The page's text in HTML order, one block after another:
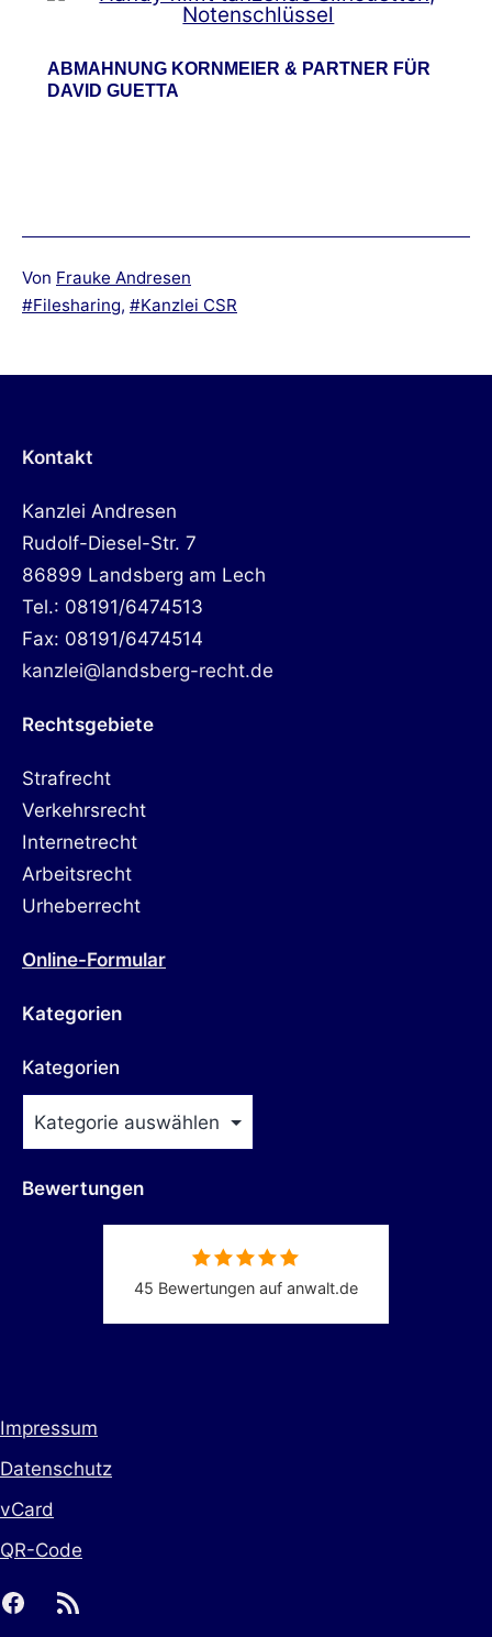
ABMAHNUNG KORNMEIER & PARTNER FÜR
DAVID GUETTA
Von Frauke Andresen
Verschlagwortet
Filesharing, Kanzlei CSR
Kontakt
Kanzlei Andresen
Rudolf-Diesel-Str. 7
86899 Landsberg am Lech
Tel.: 08191/6474513
Fax: 08191/6474514
kanzlei@landsberg-recht.de
Rechtsgebiete
Strafrecht
Verkehrsrecht
Internetrecht
Arbeitsrecht
Urheberrecht
Online-Formular
Kategorien
Kategorien
Bewertungen
45 Bewertungen auf anwalt.de
Impressum
Datenschutz
vCard
QR-Code
facebook